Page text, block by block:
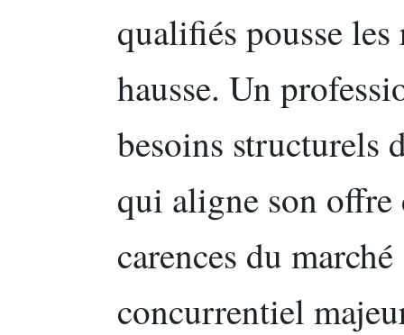
qualifiés pousse
hausse. Un
besoins structurels
qui aligne son offre
carences du marché
concurrentiel